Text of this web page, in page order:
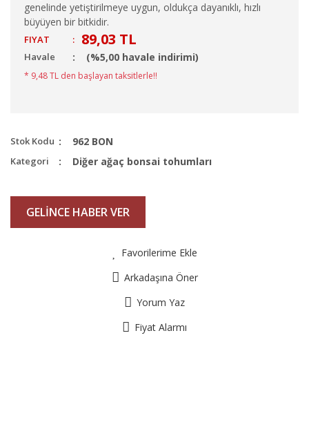
genelinde yetiştirilmeye uygun, oldukça dayanıklı, hızlı
büyüyen bir bitkidir.
FIYAT : 89,03 TL
Havale (%5,00 havale indirimi)
* 9,48 TL den başlayan taksitlerle!!
Stok Kodu 962 BON
Kategori Diğer ağaç bonsai tohumları
GELİNCE HABER VER
Favorilerime Ekle
Arkadaşına Öner
Yorum Yaz
Fiyat Alarmı